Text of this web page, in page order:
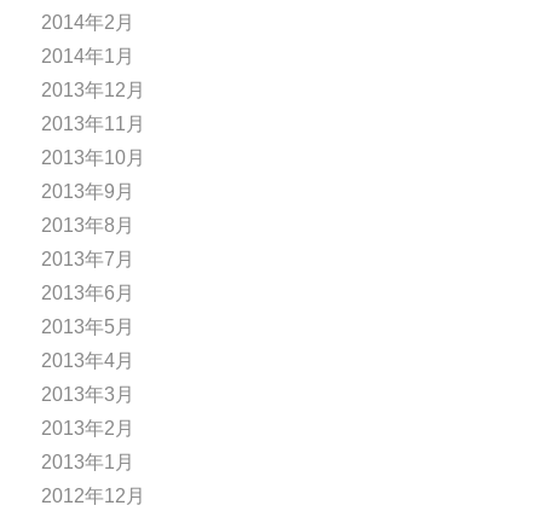
2014年2月
2014年1月
2013年12月
2013年11月
2013年10月
2013年9月
2013年8月
2013年7月
2013年6月
2013年5月
2013年4月
2013年3月
2013年2月
2013年1月
2012年12月